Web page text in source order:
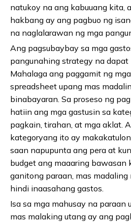
natukoy na ang kabuuang kita,
hakbang ay ang pagbuo ng
na naglalarawan ng mga
Ang pagsubaybay sa mga
pangunahing strategy na dapat
Mahalaga ang paggamit ng
spreadsheet upang mas
binabayaran. Sa proseso ng
hatiin ang mga gastusin sa
pagkain, tirahan, at mga aklat.
kategoryang ito ay
saan napupunta ang pera at
budget ang maaaring bawasan
ganitong paraan, mas
hindi inaasahang gastos.
Isa sa mga mahusay na paraan
mas malaking utang ay ang